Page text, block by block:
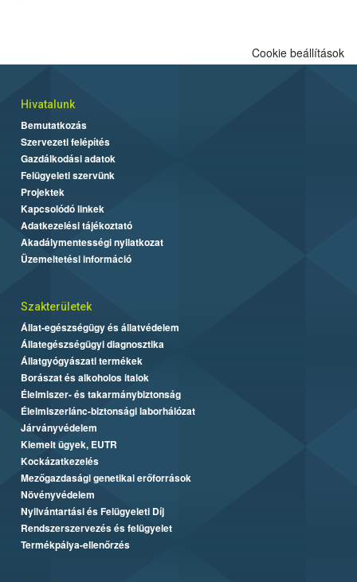
Cookie beállítások
Hivatalunk
Bemutatkozás
Szervezeti felépítés
Gazdálkodási adatok
Felügyeleti szervünk
Projektek
Kapcsolódó linkek
Adatkezelési tájékoztató
Akadálymentességi nyilatkozat
Üzemeltetési információ
Szakterületek
Állat-egészségügy és állatvédelem
Állategészségügyi diagnosztika
Állatgyógyászati termékek
Borászat és alkoholos italok
Élelmiszer- és takarmánybiztonság
Élelmiszerlánc-biztonsági laborhálózat
Járványvédelem
Kiemelt ügyek, EUTR
Kockázatkezelés
Mezőgazdasági genetikai erőforrások
Növényvédelem
Nyilvántartási és Felügyeleti Díj
Rendszerszervezés és felügyelet
Termékpálya-ellenőrzés